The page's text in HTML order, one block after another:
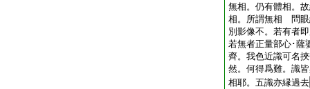
無相。仍有體相。
相。所謂無相 問眼
別影像不。若有者
若無者正量部心･薩
齊。我色近識可名
然。何得爲難。識
相耶。五識亦縁過去